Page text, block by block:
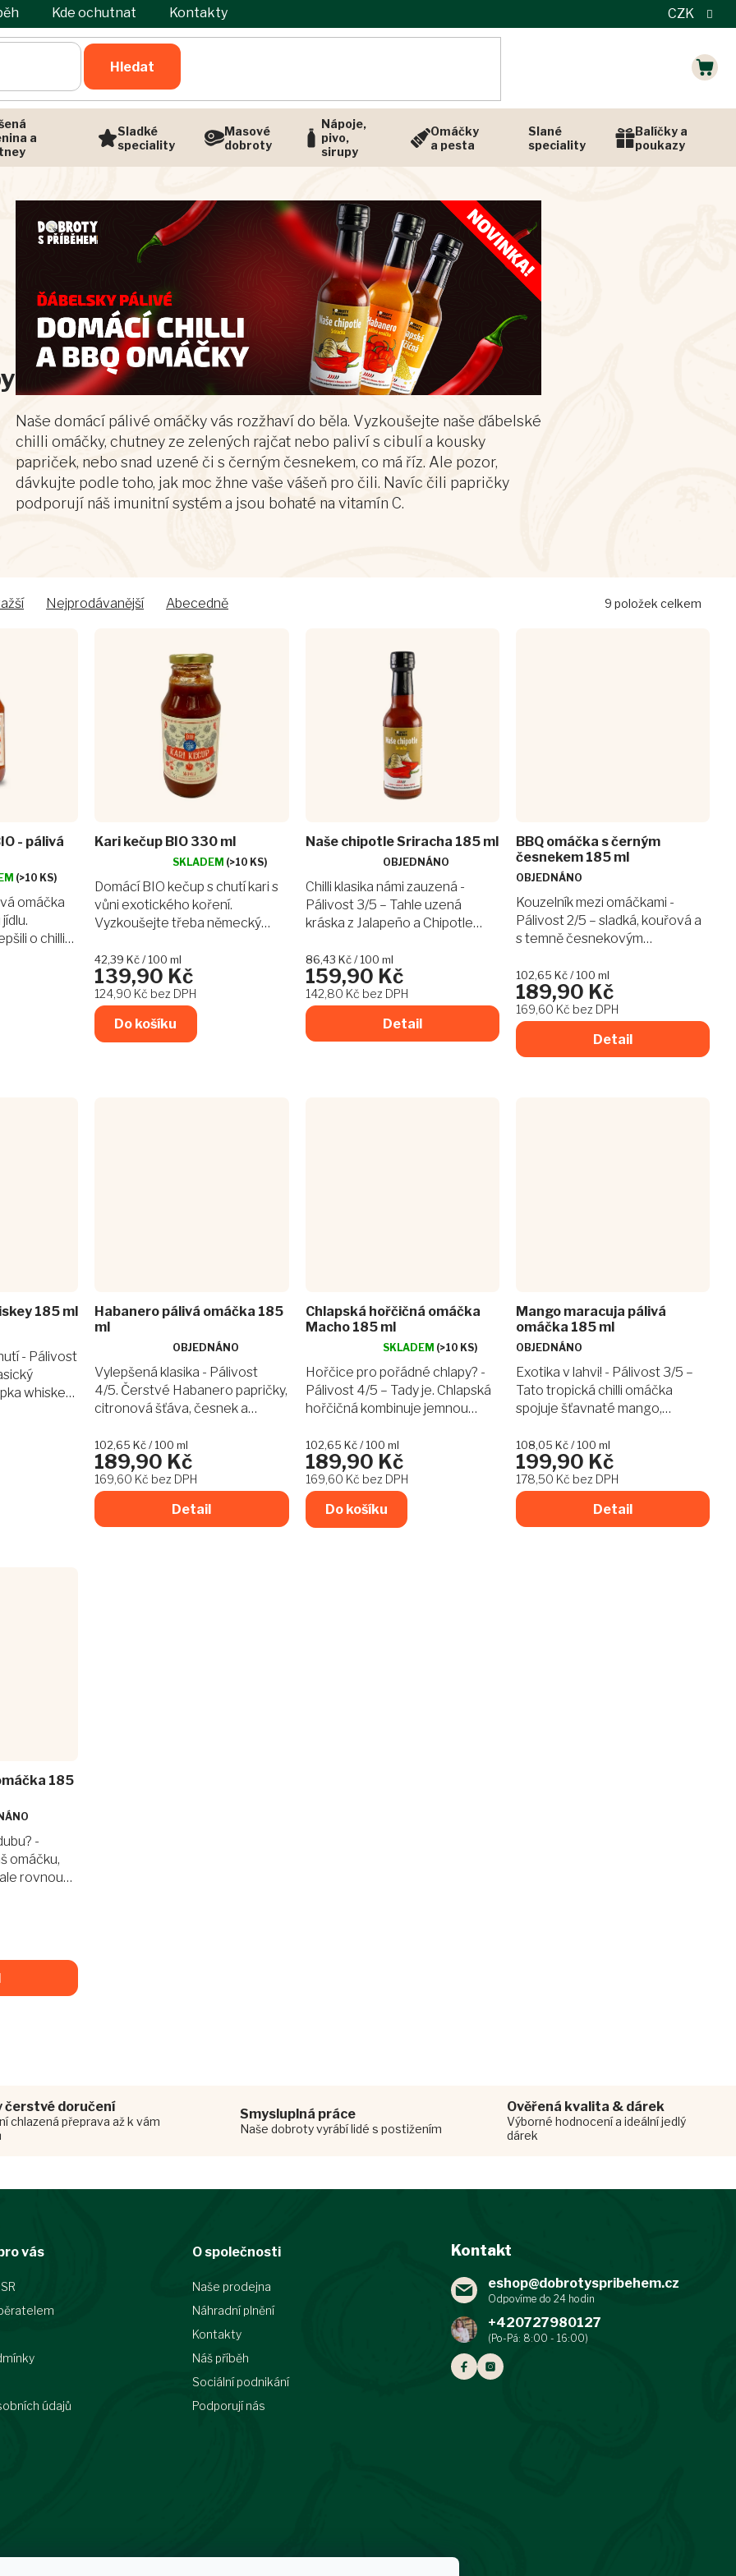
Kde ochutnat Kontakty CZK
Hledat
a
Sladké
speciality
Masové
dobroty
Nápoje,
pivo,
sirupy
Omáčky
a pesta
Slané
speciality
Balíčky a
poukazy
Naše domácí pálivé omáčkyvás rozžhaví do běla. Vyzkoušejte naše ďábelské
chilli omáčky, chutney ze zelených rajčat nebo paliví s cibulía kousky
papriček, nebo snad uzené či s černým česnekem, co má říz. Ale pozor,
dávkujte podle toho, jak moc žhne vaše vášeň pro čili. Navíc čili papričky
podporují náš imunitní systém a jsou bohaté na vitamín C.
Nejprodávanější Abecedně 9 položek celkem
- pálivá
(>10 KS)
omáčka
o chilli
Kari kečup BIO 330 ml
hodnocení
produktu
je
4,0
5
hvězdiček.
SKLADEM (>10 KS)
124,90 Kč bez DPH
139,90 Kč
Měrná
cena:
42,39 Kč / 100 ml
Do košíku
Domácí BIO kečup s chutí kari s
vůni exotického koření.
Vyzkoušejte třeba německý
sousedů naprostým
fenoménem.
Naše chipotle Sriracha 185 ml
hodnocení
produktu
je
5,0
5
hvězdiček.
OBJEDNÁNO
142,80 Kč bez DPH
159,90 Kč
Měrná
cena:
86,43 Kč / 100 ml
Detail
Chilli klasika námi zauzená -
Pálivost 3/5 – Tahle uzená
kráska z Jalapeño a Chipotle
světová klasika v my-Chilli stylu.
Žádná chemie, jen...
BBQ omáčka s černým
česnekem 185 ml
OBJEDNÁNO
169,60 Kč bez DPH
189,90 Kč
Měrná
cena:
102,65 Kč / 100 ml
Detail
Kouzelník mezi omáčkami -
Pálivost 2/5 – sladká, kouřová a
s temně česnekovým
černého česneku získává
neuvěřitelnou hloubku chuti,
která se...
185 ml
- Pálivost
whiskey
kterou
Habanero pálivá omáčka 185
ml
hodnocení
produktu
je
5,0
5
hvězdiček.
OBJEDNÁNO
169,60 Kč bez DPH
189,90 Kč
Měrná
cena:
102,65 Kč / 100 ml
Detail
Vylepšená klasika - Pálivost
4/5. Čerstvé Habanero papričky,
citronová šťáva, česnek a
všechno, co má hotsauce mít.
Habanero omáčka je...
Chlapská hořčičná omáčka
Macho 185 ml
hodnocení
produktu
je
5,0
5
hvězdiček.
SKLADEM (>10 KS)
169,60 Kč bez DPH
189,90 Kč
Měrná
cena:
102,65 Kč / 100 ml
Do košíku
Hořčice pro pořádné chlapy? -
Pálivost 4/5 – Tady je. Chlapská
hořčičná kombinuje jemnou
pekelných papriček – Carolina
Reaper a uzené Chipotle....
Mango maracuja pálivá
omáčka 185 ml
OBJEDNÁNO
178,50 Kč bez DPH
199,90 Kč
Měrná
cena:
108,05 Kč / 100 ml
Detail
Exotika v lahvi! - Pálivost 3/5 –
Tato tropická chilli omáčka
spojuje šťavnaté mango,
dávkou Habanero chilli– bez
cukru, bez octa, ale s maximální...
185
-
omáčku,
rovnou
d
a
čerstvé doručení
chlazená přeprava až k vám
Smysluplná práce
Naše dobroty vyrábí lidé s postižením
Ověřená kvalita & dárek
Výborné hodnocení a ideální jedlý
dárek
vás
údajů
O společnosti
Naše prodejna
Náhradní plnění
Kontakty
Náš příběh
Sociální podnikání
Podporují nás
Kontakt
eshop@dobrotyspribehem.cz
+420727980127